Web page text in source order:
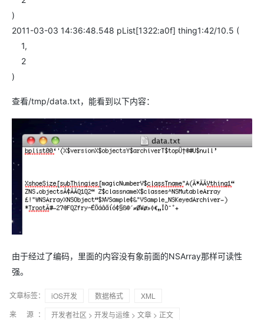
)
2011-03-03 14:36:48.548 pList[1322:a0f] thing1:42/10.5 (
1,
2
)
查看/tmp/data.txt，能看到以下内容：
由于经过了编码，里面的内容没有象前面的NSArray那样可读性
强。
文章标签： iOS开发 数据格式
XML
来 源：
开发者社区 > 开发与运维 > 文章 > 正文